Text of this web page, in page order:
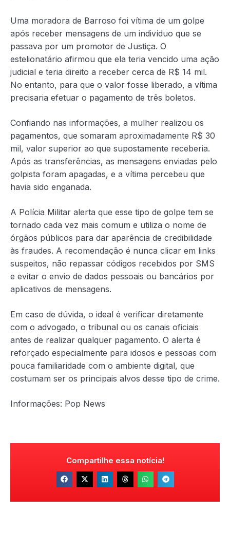
Uma moradora de Barroso foi vítima de um golpe
após receber mensagens de um indivíduo que se
passava por um promotor de Justiça. O
estelionatário afirmou que ela teria vencido uma ação
judicial e teria direito a receber cerca de R$ 14 mil.
No entanto, para que o valor fosse liberado, a vítima
precisaria efetuar o pagamento de três boletos.
Confiando nas informações, a mulher realizou os
pagamentos, que somaram aproximadamente R$ 30
mil, valor superior ao que supostamente receberia.
Após as transferências, as mensagens enviadas pelo
golpista foram apagadas, e a vítima percebeu que
havia sido enganada.
A Polícia Militar alerta que esse tipo de golpe tem se
tornado cada vez mais comum e utiliza o nome de
órgãos públicos para dar aparência de credibilidade
às fraudes. A recomendação é nunca clicar em links
suspeitos, não repassar códigos recebidos por SMS
e evitar o envio de dados pessoais ou bancários por
aplicativos de mensagens.
Em caso de dúvida, o ideal é verificar diretamente
com o advogado, o tribunal ou os canais oficiais
antes de realizar qualquer pagamento. O alerta é
reforçado especialmente para idosos e pessoas com
pouca familiaridade com o ambiente digital, que
costumam ser os principais alvos desse tipo de crime.
Informações: Pop News
Compartilhe essa notícia!